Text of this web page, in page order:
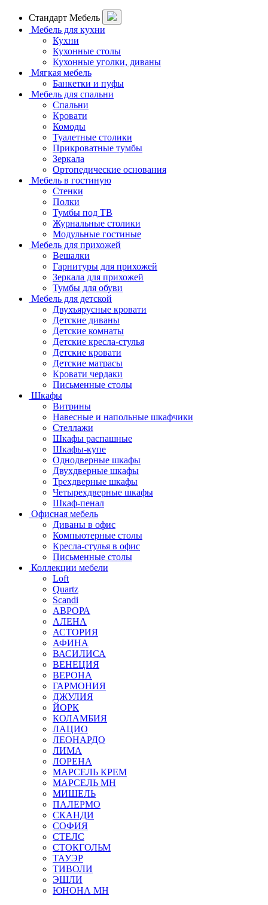
Стандарт Мебель
Мебель для кухни
Кухни
Кухонные столы
Кухонные уголки, диваны
Мягкая мебель
Банкетки и пуфы
Мебель для спальни
Спальни
Кровати
Комоды
Туалетные столики
Прикроватные тумбы
Зеркала
Ортопедические основания
Мебель в гостиную
Стенки
Полки
Тумбы под ТВ
Журнальные столики
Модульные гостиные
Мебель для прихожей
Вешалки
Гарнитуры для прихожей
Зеркала для прихожей
Тумбы для обуви
Мебель для детской
Двухъярусные кровати
Детские диваны
Детские комнаты
Детские кресла-стулья
Детские кровати
Детские матрасы
Кровати чердаки
Письменные столы
Шкафы
Витрины
Навесные и напольные шкафчики
Стеллажи
Шкафы распашные
Шкафы-купе
Однодверные шкафы
Двухдверные шкафы
Трехдверные шкафы
Четырехдверные шкафы
Шкаф-пенал
Офисная мебель
Диваны в офис
Компьютерные столы
Кресла-стулья в офис
Письменные столы
Коллекции мебели
Loft
Quartz
Scandi
АВРОРА
АЛЕНА
АСТОРИЯ
АФИНА
ВАСИЛИСА
ВЕНЕЦИЯ
ВЕРОНА
ГАРМОНИЯ
ДЖУЛИЯ
ЙОРК
КОЛАМБИЯ
ЛАЦИО
ЛЕОНАРДО
ЛИМА
ЛОРЕНА
МАРСЕЛЬ КРЕМ
МАРСЕЛЬ МН
МИШЕЛЬ
ПАЛЕРМО
СКАНДИ
СОФИЯ
СТЕЛС
СТОКГОЛЬМ
ТАУЭР
ТИВОЛИ
ЭШЛИ
ЮНОНА МН